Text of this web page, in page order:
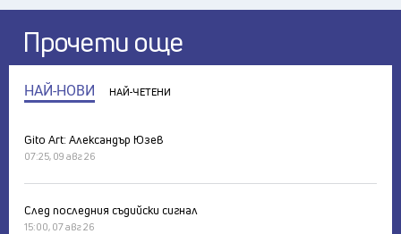
Прочети още
НАЙ-НОВИ НАЙ-ЧЕТЕНИ
Gito Art: Александър Юзев
07:25, 09 авг 26
След последния съдийски сигнал
15:00, 07 авг 26